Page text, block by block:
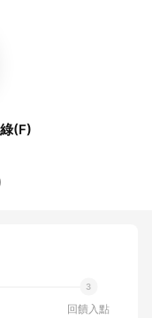
(F)
回饋入點